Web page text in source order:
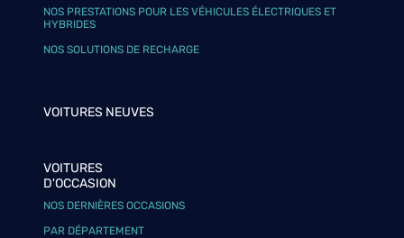
NOS PRESTATIONS POUR LES VÉHICULES ÉLECTRIQUES ET
HYBRIDES
NOS SOLUTIONS DE RECHARGE
VOITURES NEUVES
VOITURES
D'OCCASION
NOS DERNIÈRES OCCASIONS
PAR DÉPARTEMENT